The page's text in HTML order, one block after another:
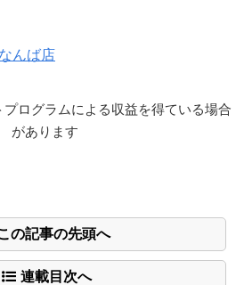
んば店
ログラムによる収益を得ている場合
があります
の記事の先頭へ
連載目次へ